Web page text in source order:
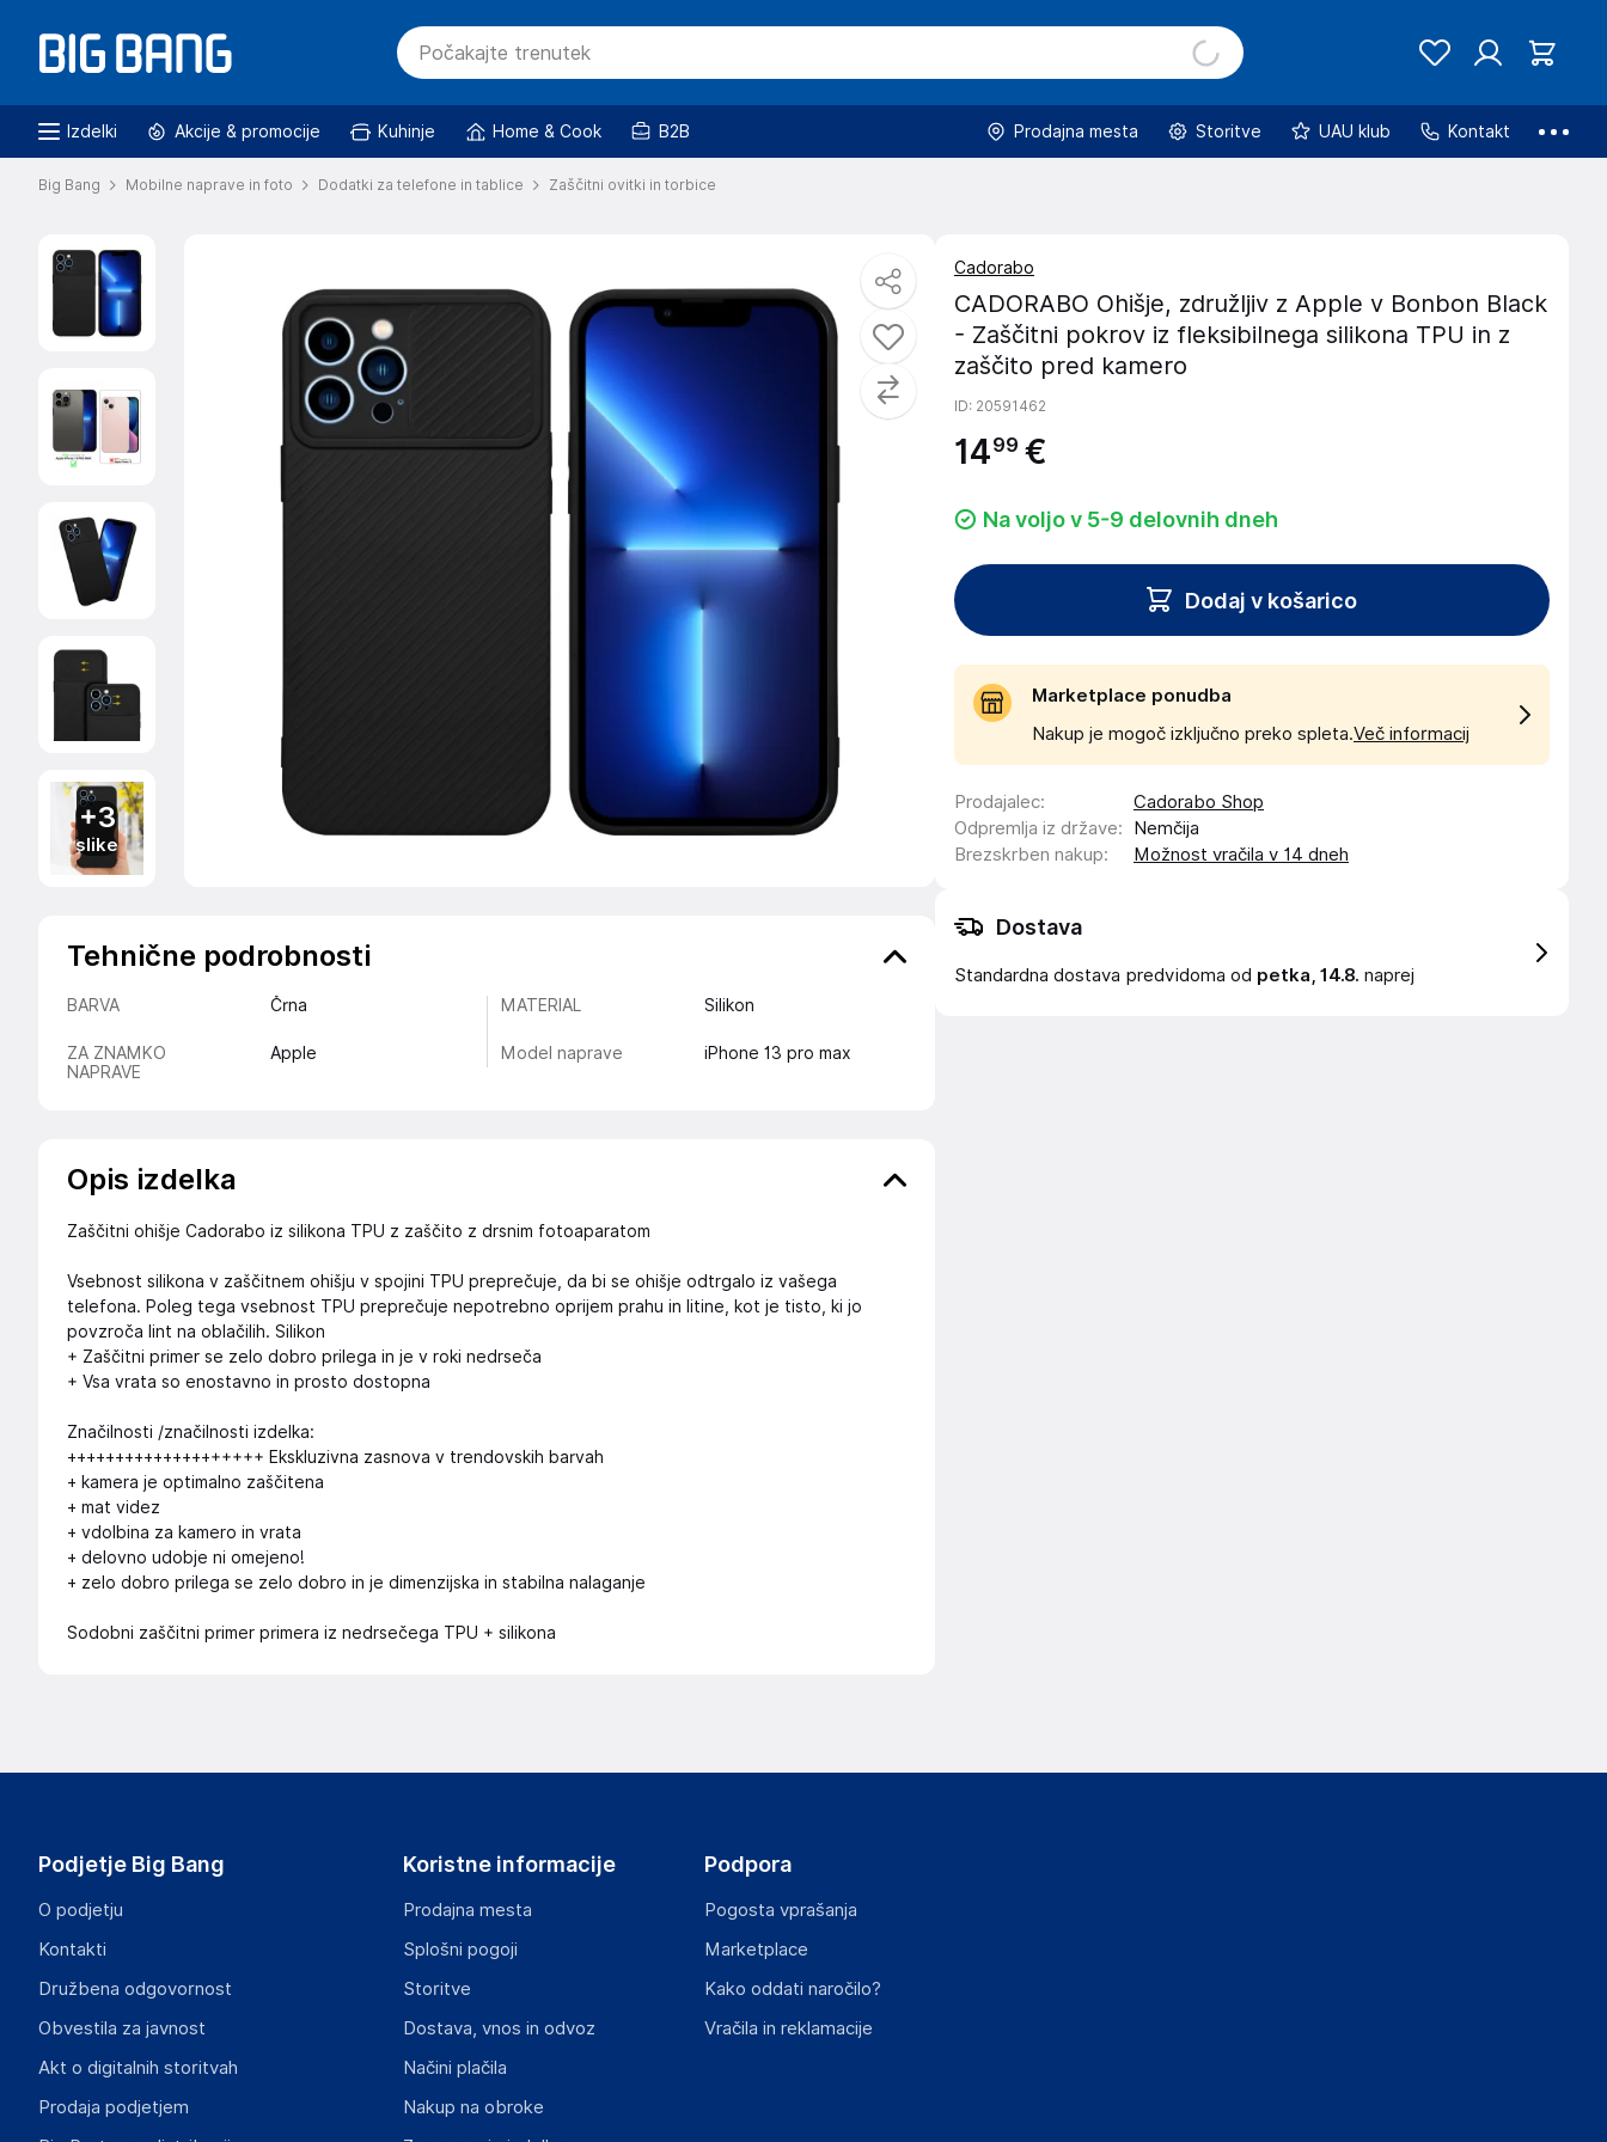
Izdelki Akcije & promocije Kuhinje Home & Cook B2B Prodajna mesta Storitve UAU klub Kontakt
Big Bang Mobilne naprave in foto Dodatki za telefone in tablice Zaščitni ovitki in torbice
+3
slike
Tehnične podrobnosti
BARVA Črna MATERIAL Silikon
ZA ZNAMKO
NAPRAVE
Apple Model naprave iPhone 13 pro max
Opis izdelka
Zaščitni ohišje Cadorabo iz silikona TPU z zaščito z drsnim fotoaparatom
Vsebnost silikona v zaščitnem ohišju v spojini TPU preprečuje, da bi se ohišje odtrgalo iz vašega
telefona. Poleg tega vsebnost TPU preprečuje nepotrebno oprijem prahu in litine, kot je tisto, ki jo
povzroča lint na oblačilih. Silikon
+ Zaščitni primer se zelo dobro prilega in je v roki nedrseča
+ Vsa vrata so enostavno in prosto dostopna
Značilnosti /značilnosti izdelka:
++++++++++++++++++++ Ekskluzivna zasnova v trendovskih barvah
+ kamera je optimalno zaščitena
+ mat videz
+ vdolbina za kamero in vrata
+ delovno udobje ni omejeno!
+ zelo dobro prilega se zelo dobro in je dimenzijska in stabilna nalaganje
Sodobni zaščitni primer primera iz nedrsečega TPU + silikona
Cadorabo
CADORABO Ohišje, združljiv z Apple v Bonbon Black
- Zaščitni pokrov iz fleksibilnega silikona TPU in z
zaščito pred kamero
ID: 20591462
1499 €
Na voljo v 5-9 delovnih dneh
Dodaj v košarico
Marketplace ponudba
Nakup je mogoč izključno preko spleta.Več informacij
Prodajalec:
Cadorabo Shop
Odpremlja iz države:
Nemčija
Brezskrben nakup: Možnost vračila v 14 dneh
Dostava
Standardna dostava predvidoma od petka, 14.8. naprej
Podjetje Big Bang
O podjetju
Kontakti
Družbena odgovornost
Obvestila za javnost
Akt o digitalnih storitvah
Prodaja podjetjem
Koristne informacije
Prodajna mesta
Splošni pogoji
Storitve
Dostava, vnos in odvoz
Načini plačila
Nakup na obroke
Podpora
Pogosta vprašanja
Marketplace
Kako oddati naročilo?
Vračila in reklamacije